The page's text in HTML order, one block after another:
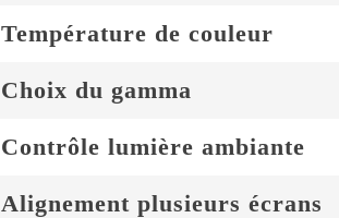
Température de couleur
Choix du gamma
Contrôle lumière ambiante
Alignement plusieurs écrans